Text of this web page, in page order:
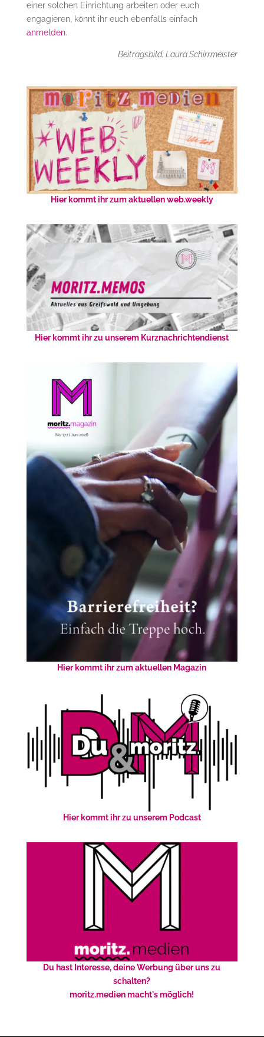
einer solchen Einrichtung arbeiten oder euch
engagieren, könnt ihr euch ebenfalls einfach
anmelden.
Beitragsbild: Laura Schirrmeister
Hier kommt ihr zum aktuellen web.weekly
Hier kommt ihr zu unserem Kurznachrichtendienst
Hier kommt ihr zum aktuellen Magazin
Hier kommt ihr zu unserem Podcast
Du hast Interesse, deine Werbung über uns zu
schalten?
moritz.medien macht's möglich!